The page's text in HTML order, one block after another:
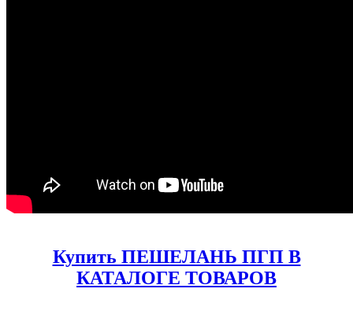
Купить ПЕШЕЛАНЬ ПГП В
КАТАЛОГЕ ТОВАРОВ